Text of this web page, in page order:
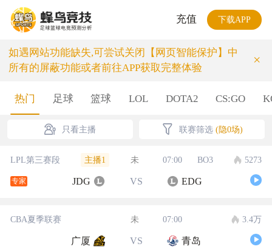
充值 下载APP
如遇网站功能缺失,可尝试关闭【网页智能保护】中
所有的屏蔽功能或者前往APP获取完整体验
×
热门 足球 篮球 LOL DOTA2 CS:GO
只看主播 联赛筛选 (隐0场)
LPL第三赛段 主播1 未 07:00 BO3 5273
专家 JDG VS EDG
CBA夏季联赛 未 07:00 3.4万
广厦 VS 青岛